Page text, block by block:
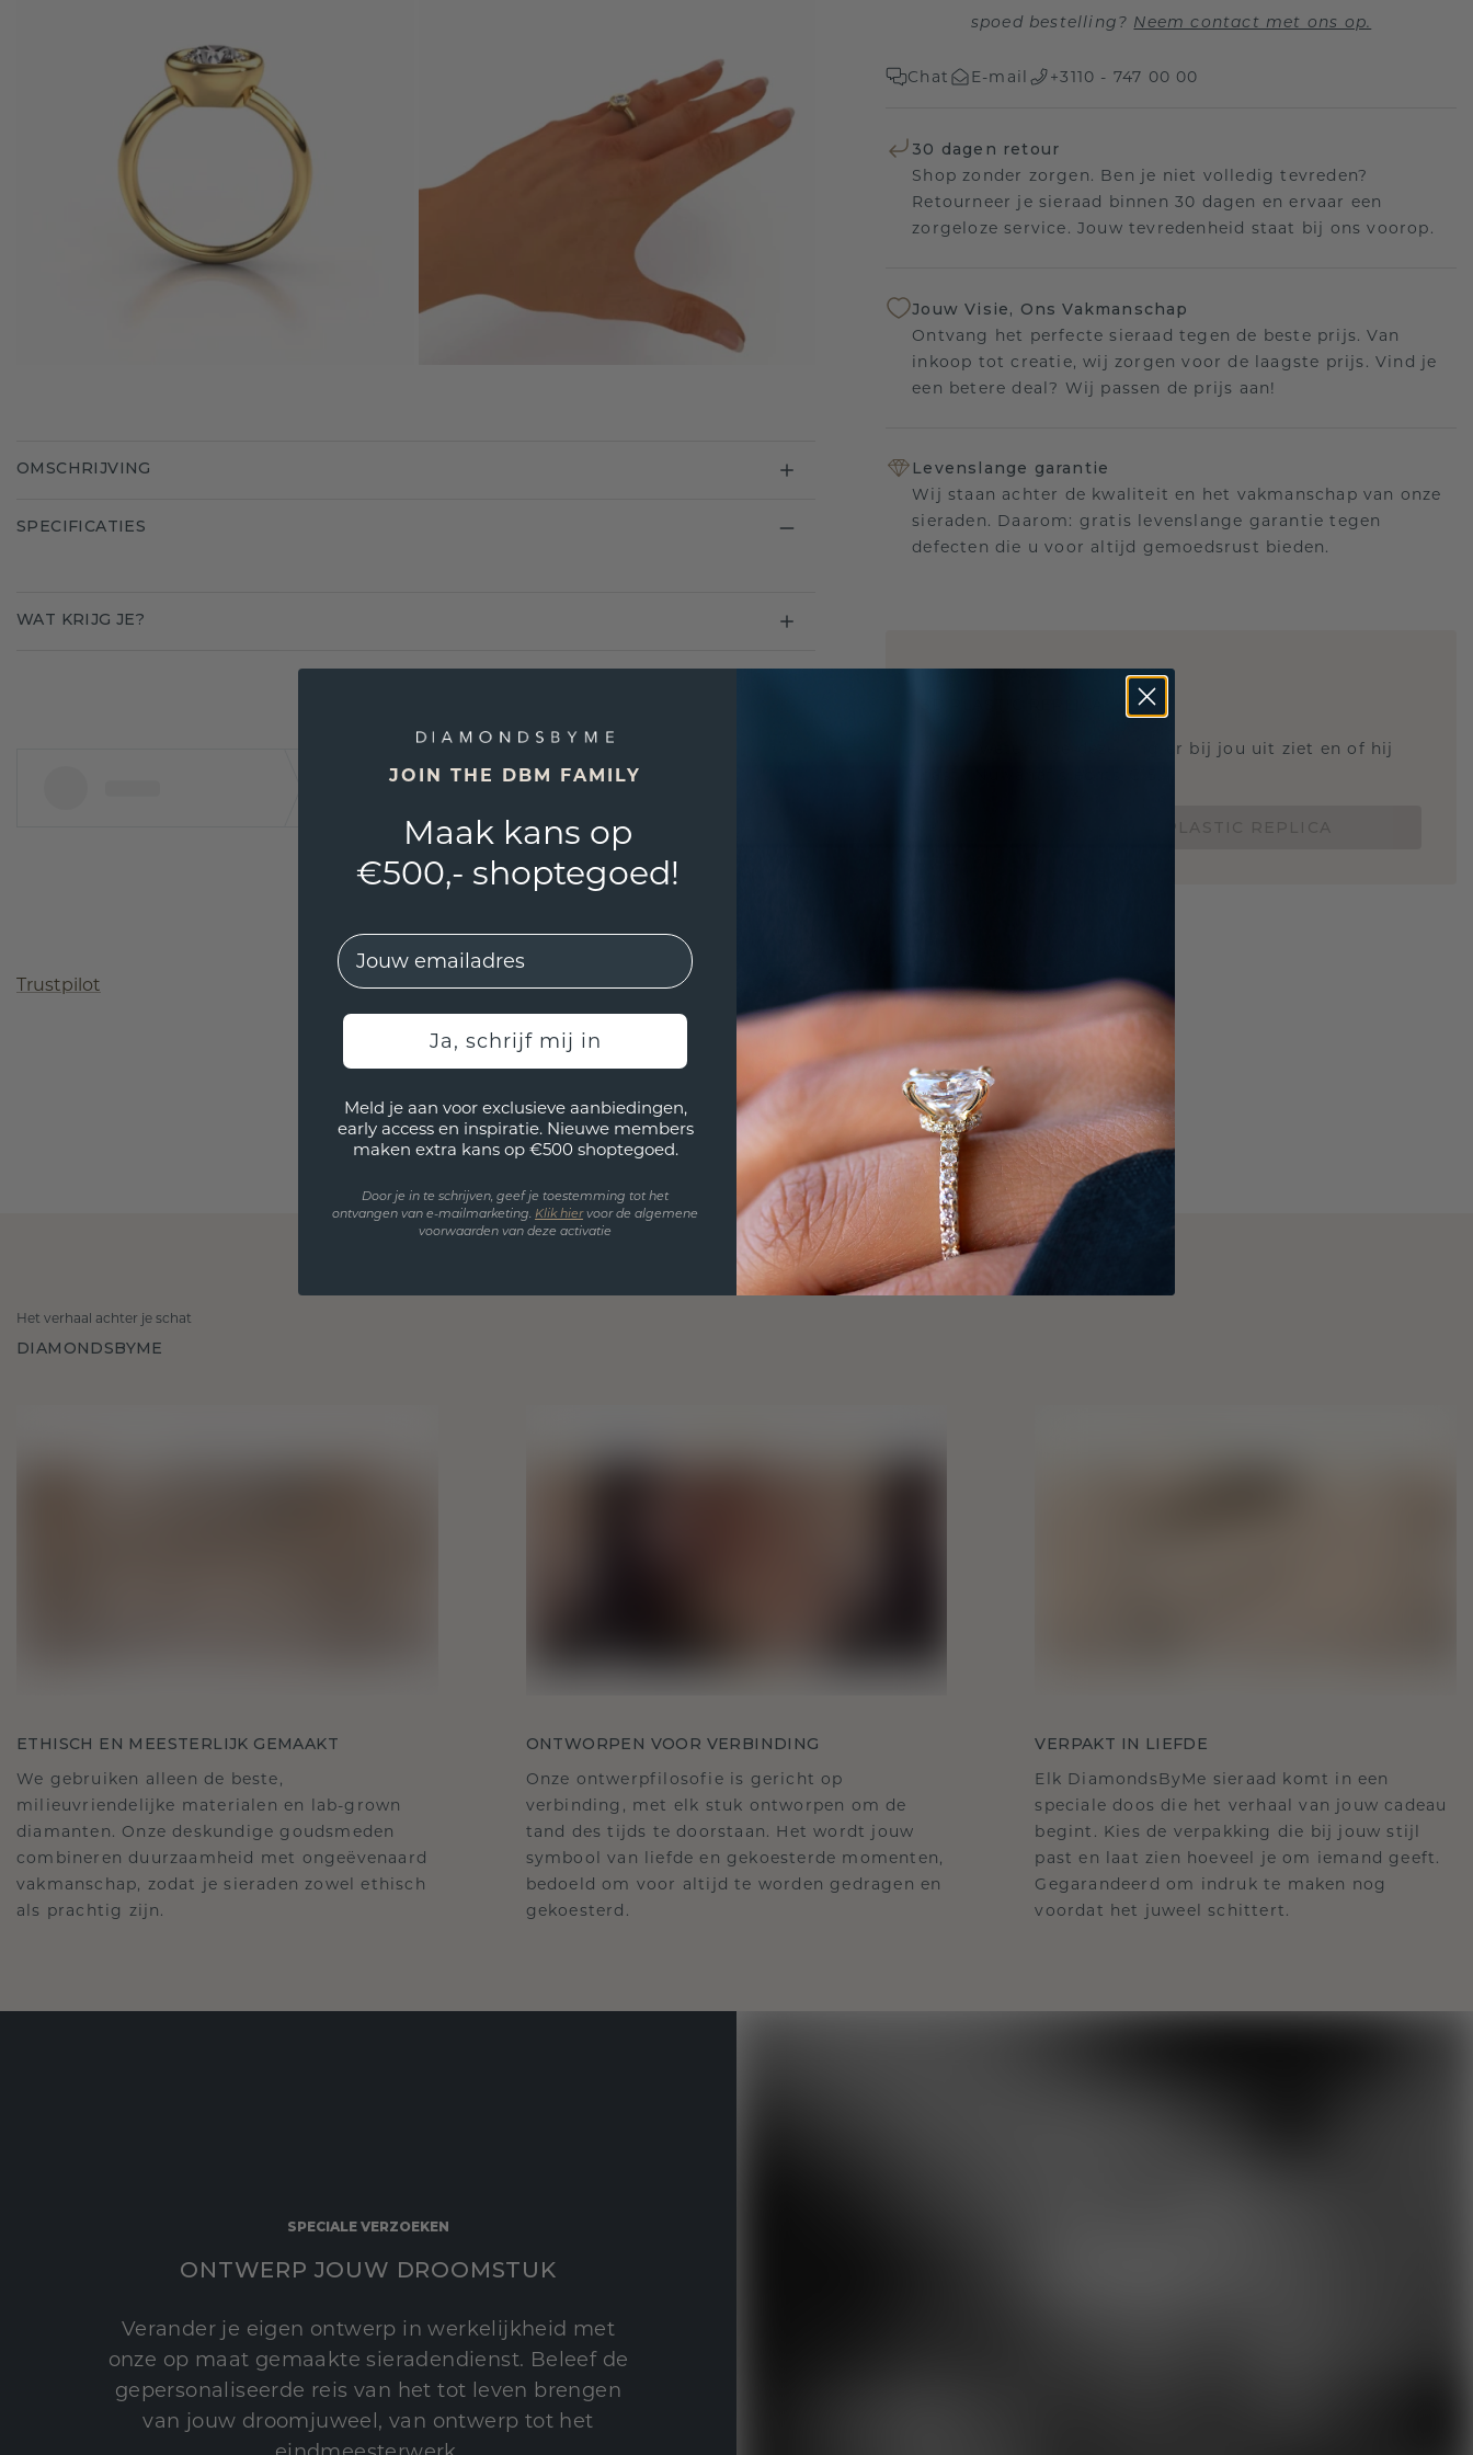
spoed bestelling? Neem contact met ons op.
Chat E-mail +3110 - 747 00 00
30 dagen retour
Shop zonder zorgen. Ben je niet volledig tevreden?
Retourneer je sieraad binnen 30 dagen en ervaar een
zorgeloze service. Jouw tevredenheid staat bij ons voorop.
Jouw Visie, Ons Vakmanschap
Ontvang het perfecte sieraad tegen de beste prijs. Van
inkoop tot creatie, wij zorgen voor de laagste prijs. Vind je
een betere deal? Wij passen de prijs aan!
Levenslange garantie
Wij staan achter de kwaliteit en het vakmanschap van onze
sieraden. Daarom: gratis levenslange garantie tegen
defecten die u voor altijd gemoedsrust bieden.
Wil jij weten hoe deze ring er bij jou uit ziet en of hij
OMSCHRIJVING
SPECIFICATIES
WAT KRIJG JE?
Trustpilot
Het verhaal achter je schat
DIAMONDSBYME
ETHISCH EN MEESTERLIJK GEMAAKT
We gebruiken alleen de beste,
milieuvriendelijke materialen en lab-grown
diamanten. Onze deskundige goudsmeden
combineren duurzaamheid met ongeëvenaard
vakmanschap, zodat je sieraden zowel ethisch
als prachtig zijn.
ONTWORPEN VOOR VERBINDING
Onze ontwerpfilosofie is gericht op
verbinding, met elk stuk ontworpen om de
tand des tijds te doorstaan. Het wordt jouw
symbool van liefde en gekoesterde momenten,
bedoeld om voor altijd te worden gedragen en
gekoesterd.
VERPAKT IN LIEFDE
Elk DiamondsByMe sieraad komt in een
speciale doos die het verhaal van jouw cadeau
begint. Kies de verpakking die bij jouw stijl
past en laat zien hoeveel je om iemand geeft.
Gegarandeerd om indruk te maken nog
voordat het juweel schittert.
SPECIALE VERZOEKEN
ONTWERP JOUW DROOMSTUK
Verander je eigen ontwerp in werkelijkheid met
onze op maat gemaakte sieradendienst. Beleef de
gepersonaliseerde reis van het tot leven brengen
van jouw droomjuweel, van ontwerp tot het
JOIN THE DBM FAMILY
Maak kans op
€500,- shoptegoed!
EMail
Ja, schrijf mij in
Meld je aan voor exclusieve aanbiedingen,
early access en inspiratie. Nieuwe members
maken extra kans op €500 shoptegoed.
Door je in te schrijven, geef je toestemming tot het
ontvangen van e-mailmarketing. Klik hiervoor de algemene
voorwaarden van deze activatie